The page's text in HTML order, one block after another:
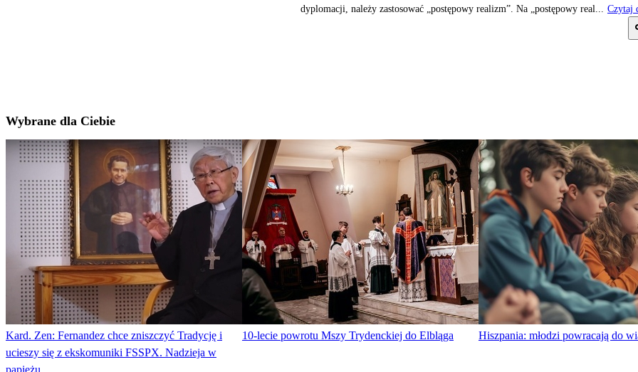
dyplomacji, należy zastosować „postępowy realizm”. Na „postępowy real...
Czytaj
Wybrane dla Ciebie
Kard. Zen: Fernandez chce zniszczyć Tradycję i
ucieszy się z ekskomuniki FSSPX. Nadzieja w
papieżu
10-lecie powrotu Mszy Trydenckiej do Elbląga Hiszpania: młodzi powracają do